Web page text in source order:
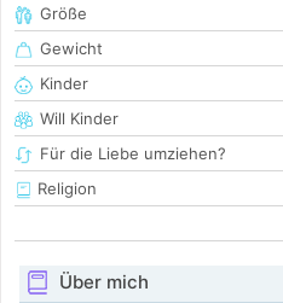
Größe
Gewicht
Kinder
Will Kinder
Für die Liebe umziehen?
Religion
Über mich